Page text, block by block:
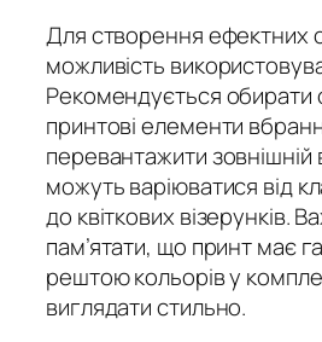
Для створення ефектних
можливість
Рекомендується обирати
принтові елементи
перевантажити
можуть варіюватися від
до квіткових візерунків.
пам’ятати, що принт має
рештою кольорів у
виглядати стильно.